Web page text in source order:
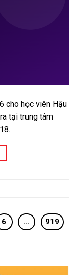
cho học viên Hậu
tại trung tâm
6 … 919